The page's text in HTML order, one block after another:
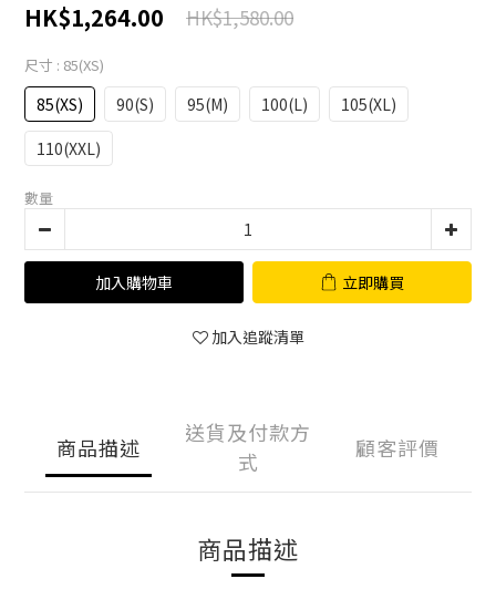
HK$1,264.00 HK$1,580.00
尺寸 : 85(XS)
85(XS) 90(S) 95(M) 100(L)
105(XL)
110(XXL)
數量
加入購物車 立即購買
加入追蹤清單
商品描述
送貨及付款方
式
顧客評價
商品描述